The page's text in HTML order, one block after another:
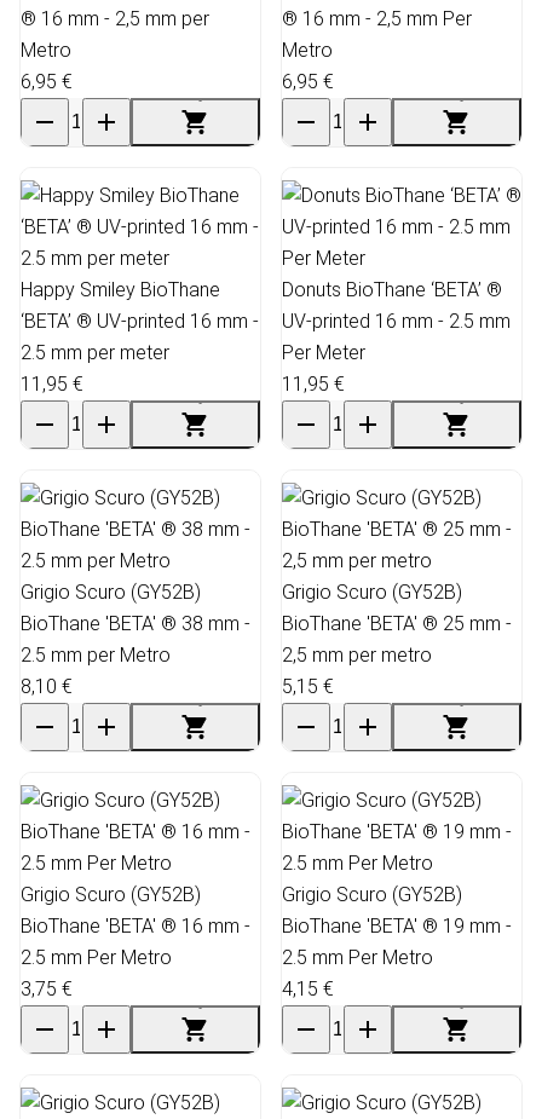
® 16 mm - 2,5 mm per
Metro
6,95 €
® 16 mm - 2,5 mm Per
Metro
6,95 €
Happy Smiley BioThane
‘BETA’ ® UV-printed 16 mm -
2.5 mm per meter
11,95 €
Donuts BioThane ‘BETA’ ®
UV-printed 16 mm - 2.5 mm
Per Meter
11,95 €
Grigio Scuro (GY52B)
BioThane 'BETA' ® 38 mm -
2.5 mm per Metro
8,10 €
Grigio Scuro (GY52B)
BioThane 'BETA' ® 25 mm -
2,5 mm per metro
5,15 €
Grigio Scuro (GY52B)
BioThane 'BETA' ® 16 mm -
2.5 mm Per Metro
3,75 €
Grigio Scuro (GY52B)
BioThane 'BETA' ® 19 mm -
2.5 mm Per Metro
4,15 €